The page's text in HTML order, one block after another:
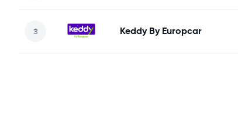
Keddy By Europcar